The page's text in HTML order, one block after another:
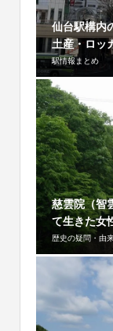
仙台駅構内
土産・ロッ
駅情報まとめ
慈雲院（智
て生きた女
歴史の疑問・由